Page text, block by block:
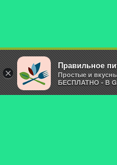
×
Правильное
Простые и
БЕСПЛАТНО - В